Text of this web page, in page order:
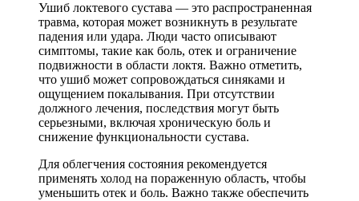
Ушиб локтевого сустава — это распространенная
травма, которая может возникнуть в результате
падения или удара. Люди часто описывают
симптомы, такие как боль, отек и ограничение
подвижности в области локтя. Важно отметить,
что ушиб может сопровождаться синяками и
ощущением покалывания. При отсутствии
должного лечения, последствия могут быть
серьезными, включая хроническую боль и
снижение функциональности сустава.
Для облегчения состояния рекомендуется
применять холод на пораженную область, чтобы
уменьшить отек и боль. Важно также обеспечить